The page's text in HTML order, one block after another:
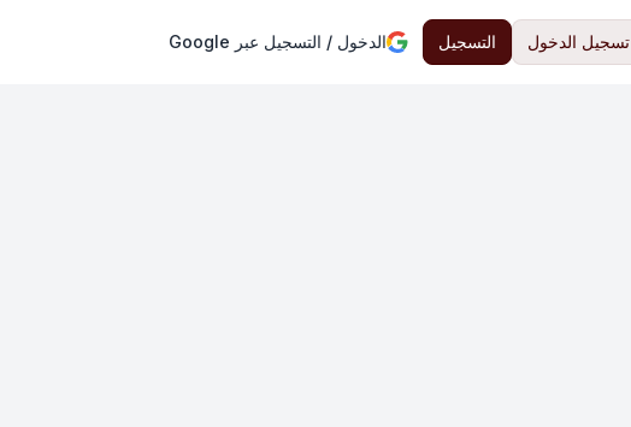
تسجيل الدخول التسجيل الدخول / التسجيل عبر Google